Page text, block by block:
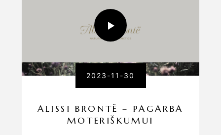
2023-11-30
ALISSI BRONTË – PAGARBA
MOTERIŠKUMUI